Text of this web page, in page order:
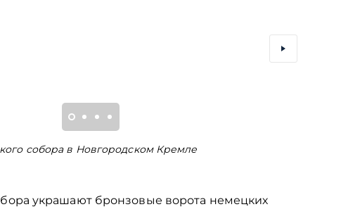
собора в Новгородском Кремле
украшают бронзовые ворота немецких